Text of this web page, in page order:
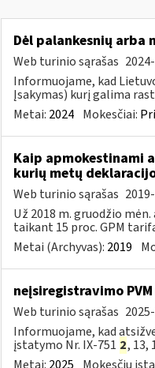
Dėl palankesnių arba
Web turinio sąrašas
Informuojame, kad
Įsakymas) kurį galima
Metai: 2024 Mokesčiai:
Kaip apmokestinami
kurių metų
Web turinio sąrašas
Už 2018 m. gruodžio
taikant 15 proc. GPM
Metai (Archyvas): 2019
neįsiregistravimo
Web turinio sąrašas
Informuojame, kad
įstatymo Nr. IX-751 2, 13,